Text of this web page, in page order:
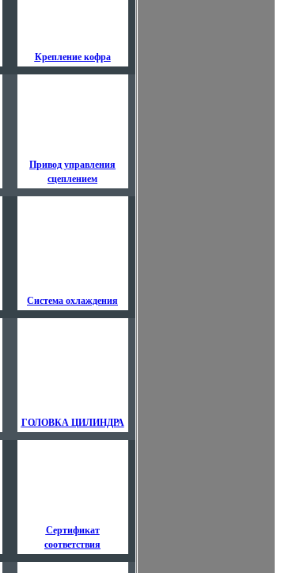
Крепление кофра
Привод управления
сцеплением
Система охлаждения
ГОЛОВКА ЦИЛИНДРА
Сертификат
соответствия